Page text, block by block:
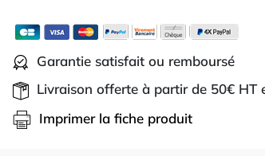
Garantie satisfait ou remboursé
Livraison offerte à partir de 50€ HT
Imprimer la fiche produit